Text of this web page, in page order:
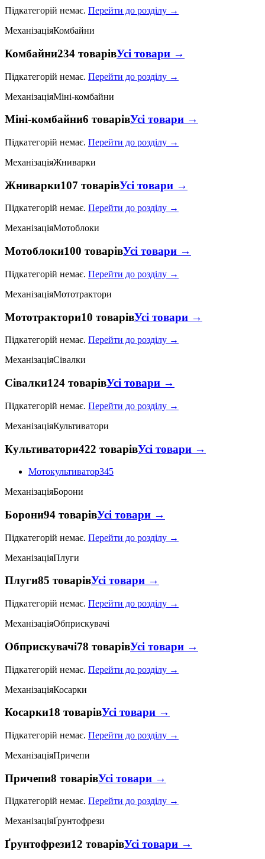
Підкатегорій немає. Перейти до розділу →
МеханізаціяКомбайни
Комбайни234 товарівУсі товари →
Підкатегорій немає. Перейти до розділу →
МеханізаціяМіні-комбайни
Міні-комбайни6 товарівУсі товари →
Підкатегорій немає. Перейти до розділу →
МеханізаціяЖниварки
Жниварки107 товарівУсі товари →
Підкатегорій немає. Перейти до розділу →
МеханізаціяМотоблоки
Мотоблоки100 товарівУсі товари →
Підкатегорій немає. Перейти до розділу →
МеханізаціяМототрактори
Мототрактори10 товарівУсі товари →
Підкатегорій немає. Перейти до розділу →
МеханізаціяСівалки
Сівалки124 товарівУсі товари →
Підкатегорій немає. Перейти до розділу →
МеханізаціяКультиватори
Культиватори422 товарівУсі товари →
Мотокультиватор345
МеханізаціяБорони
Борони94 товарівУсі товари →
Підкатегорій немає. Перейти до розділу →
МеханізаціяПлуги
Плуги85 товарівУсі товари →
Підкатегорій немає. Перейти до розділу →
МеханізаціяОбприскувачі
Обприскувачі78 товарівУсі товари →
Підкатегорій немає. Перейти до розділу →
МеханізаціяКосарки
Косарки18 товарівУсі товари →
Підкатегорій немає. Перейти до розділу →
МеханізаціяПричепи
Причепи8 товарівУсі товари →
Підкатегорій немає. Перейти до розділу →
МеханізаціяҐрунтофрези
Ґрунтофрези12 товарівУсі товари →